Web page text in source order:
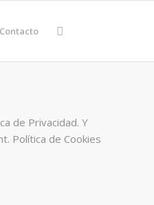
Contacto
de Privacidad. Y
Política de Cookies